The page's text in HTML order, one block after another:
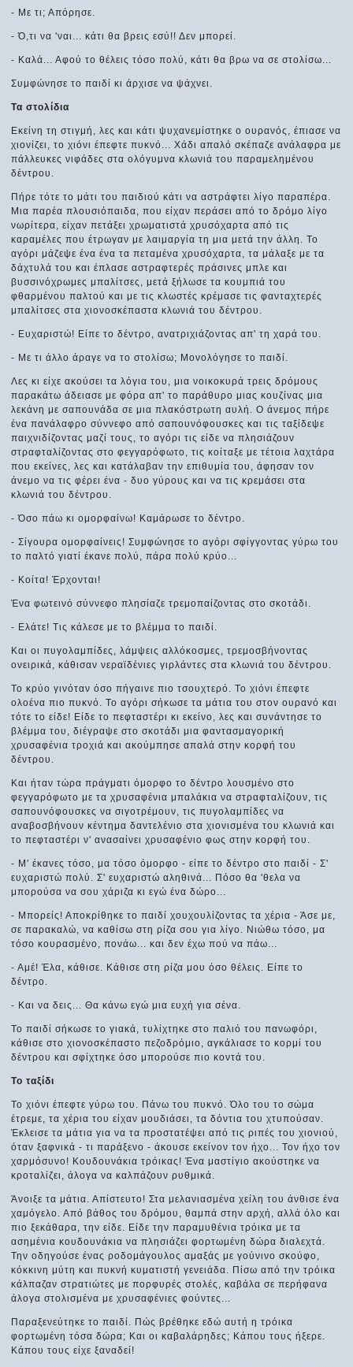
- Με τι; Απόρησε.
- Ό,τι να 'ναι... κάτι θα βρεις εσύ!! Δεν μπορεί.
- Καλά... Αφού το θέλεις τόσο πολύ, κάτι θα βρω να σε στολίσω...
Συμφώνησε το παιδί κι άρχισε να ψάχνει.
Τα στολίδια
Εκείνη τη στιγμή, λες και κάτι ψυχανεμίστηκε ο ουρανός, έπιασε να
χιονίζει, το χιόνι έπεφτε πυκνό... Χάδι απαλό σκέπαζε ανάλαφρα με
πάλλευκες νιφάδες στα ολόγυμνα κλωνιά του παραμελημένου
δέντρου.
Πήρε τότε το μάτι του παιδιού κάτι να αστράφτει λίγο παραπέρα.
Μια παρέα πλουσιόπαιδα, που είχαν περάσει από το δρόμο λίγο
νωρίτερα, είχαν πετάξει χρωματιστά χρυσόχαρτα από τις
καραμέλες που έτρωγαν με λαιμαργία τη μια μετά την άλλη. Το
αγόρι μάζεψε ένα ένα τα πεταμένα χρυσόχαρτα, τα μάλαξε με τα
δάχτυλά του και έπλασε αστραφτερές πράσινες μπλε και
βυσσινόχρωμες μπαλίτσες, μετά ξήλωσε τα κουμπιά του
φθαρμένου παλτού και με τις κλωστές κρέμασε τις φανταχτερές
μπαλίτσες στα χιονοσκέπαστα κλωνιά του δέντρου.
- Ευχαριστώ! Είπε το δέντρο, ανατριχιάζοντας απ' τη χαρά του.
- Με τι άλλο άραγε να το στολίσω; Μονολόγησε το παιδί.
Λες κι είχε ακούσει τα λόγια του, μια νοικοκυρά τρεις δρόμους
παρακάτω άδειασε με φόρα απ' το παράθυρο μιας κουζίνας μια
λεκάνη με σαπουνάδα σε μια πλακόστρωτη αυλή. Ο άνεμος πήρε
ένα πανάλαφρο σύννεφο από σαπουνόφουσκες και τις ταξίδεψε
παιχνιδίζοντας μαζί τους, το αγόρι τις είδε να πλησιάζουν
στραφταλίζοντας στο φεγγαρόφωτο, τις κοίταξε με τέτοια λαχτάρα
που εκείνες, λες και κατάλαβαν την επιθυμία του, άφησαν τον
άνεμο να τις φέρει ένα - δυο γύρους και να τις κρεμάσει στα
κλωνιά του δέντρου.
- Όσο πάω κι ομορφαίνω! Καμάρωσε το δέντρο.
- Σίγουρα ομορφαίνεις! Συμφώνησε το αγόρι σφίγγοντας γύρω του
το παλτό γιατί έκανε πολύ, πάρα πολύ κρύο...
- Κοίτα! Έρχονται!
Ένα φωτεινό σύννεφο πλησίαζε τρεμοπαίζοντας στο σκοτάδι.
- Ελάτε! Τις κάλεσε με το βλέμμα το παιδί.
Και οι πυγολαμπίδες, λάμψεις αλλόκοσμες, τρεμοσβήνοντας
ονειρικά, κάθισαν νεραϊδένιες γιρλάντες στα κλωνιά του δέντρου.
Το κρύο γινόταν όσο πήγαινε πιο τσουχτερό. Το χιόνι έπεφτε
ολοένα πιο πυκνό. Το αγόρι σήκωσε τα μάτια του στον ουρανό και
τότε το είδε! Είδε το πεφταστέρι κι εκείνο, λες και συνάντησε το
βλέμμα του, διέγραψε στο σκοτάδι μια φαντασμαγορική
χρυσαφένια τροχιά και ακούμπησε απαλά στην κορφή του
δέντρου.
Και ήταν τώρα πράγματι όμορφο το δέντρο λουσμένο στο
φεγγαρόφωτο με τα χρυσαφένια μπαλάκια να στραφταλίζουν, τις
σαπουνόφουσκες να σιγοτρέμουν, τις πυγολαμπίδες να
αναβοσβήνουν κέντημα δαντελένιο στα χιονισμένα του κλωνιά και
το πεφταστέρι ν' ανασαίνει χρυσαφένιο φως στην κορφή του.
- M' έκανες τόσο, μα τόσο όμορφο - είπε το δέντρο στο παιδί - Σ'
ευχαριστώ πολύ. Σ' ευχαριστώ αληθινά... Πόσο θα 'θελα να
μπορούσα να σου χάριζα κι εγώ ένα δώρο...
- Μπορείς! Αποκρίθηκε το παιδί χουχουλίζοντας τα χέρια - Άσε με,
σε παρακαλώ, να καθίσω στη ρίζα σου για λίγο. Νιώθω τόσο, μα
τόσο κουρασμένο, πονάω... και δεν έχω πού να πάω...
- Αμέ! Έλα, κάθισε. Κάθισε στη ρίζα μου όσο θέλεις. Είπε το
δέντρο.
- Και να δεις... Θα κάνω εγώ μια ευχή για σένα.
Το παιδί σήκωσε το γιακά, τυλίχτηκε στο παλιό του πανωφόρι,
κάθισε στο χιονοσκέπαστο πεζοδρόμιο, αγκάλιασε το κορμί του
δέντρου και σφίχτηκε όσο μπορούσε πιο κοντά του.
Το ταξίδι
Το χιόνι έπεφτε γύρω του. Πάνω του πυκνό. Όλο του το σώμα
έτρεμε, τα χέρια του είχαν μουδιάσει, τα δόντια του χτυπούσαν.
Έκλεισε τα μάτια για να τα προστατέψει από τις ριπές του χιονιού,
όταν ξαφνικά - τι παράξενο - άκουσε εκείνον τον ήχο... Τον ήχο τον
χαρμόσυνο! Κουδουνάκια τρόικας! Ένα μαστίγιο ακούστηκε να
κροταλίζει, άλογα να καλπάζουν ρυθμικά.
Άνοιξε τα μάτια. Απίστευτο! Στα μελανιασμένα χείλη του άνθισε ένα
χαμόγελο. Από βάθος του δρόμου, θαμπά στην αρχή, αλλά όλο και
πιο ξεκάθαρα, την είδε. Είδε την παραμυθένια τρόικα με τα
ασημένια κουδουνάκια να πλησιάζει φορτωμένη δώρα διαλεχτά.
Την οδηγούσε ένας ροδομάγουλος αμαξάς με γούνινο σκούφο,
κόκκινη μύτη και πυκνή κυματιστή γενειάδα. Πίσω από την τρόικα
κάλπαζαν στρατιώτες με πορφυρές στολές, καβάλα σε περήφανα
άλογα στολισμένα με χρυσαφένιες φούντες...
Παραξενεύτηκε το παιδί. Πώς βρέθηκε εδώ αυτή η τρόικα
φορτωμένη τόσα δώρα; Και οι καβαλάρηδες; Κάπου τους ήξερε.
Κάπου τους είχε ξαναδεί!